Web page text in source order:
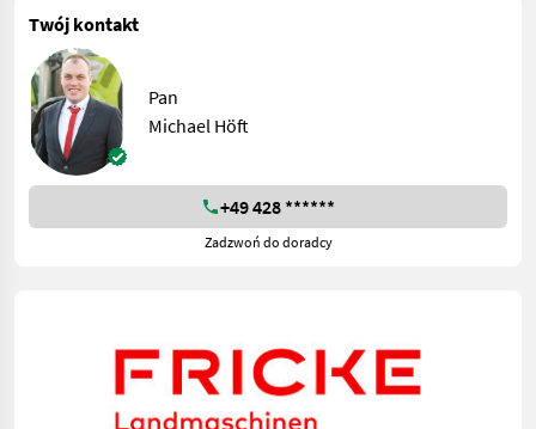
Twój kontakt
Pan
Michael Höft
+49 428 ******
Zadzwoń do doradcy